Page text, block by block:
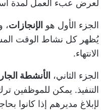
لعرض عبء العمل لمدة
الجزء الأول هو الإنجازات،
يُظهر كل نشاط الوقت
الانتهاء.
الجزء الثاني، الأنشطة
التنفيذ. يمكن للموظفين
لإبلاغ مديرهم إذا كانوا